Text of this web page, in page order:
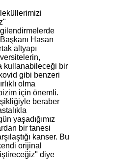
Hasan
altyapı
kullanabileceği bir
gibi benzeri
olma
için önemli.
beraber
yaşadığımız
bir tanesi
kanser. Bu
orijinal
diye